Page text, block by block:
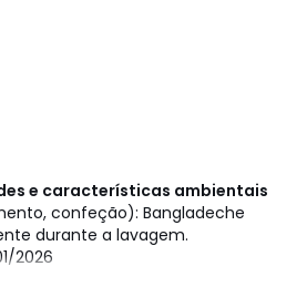
e características ambientais
confeção): Bangladeche
durante a lavagem.
2026